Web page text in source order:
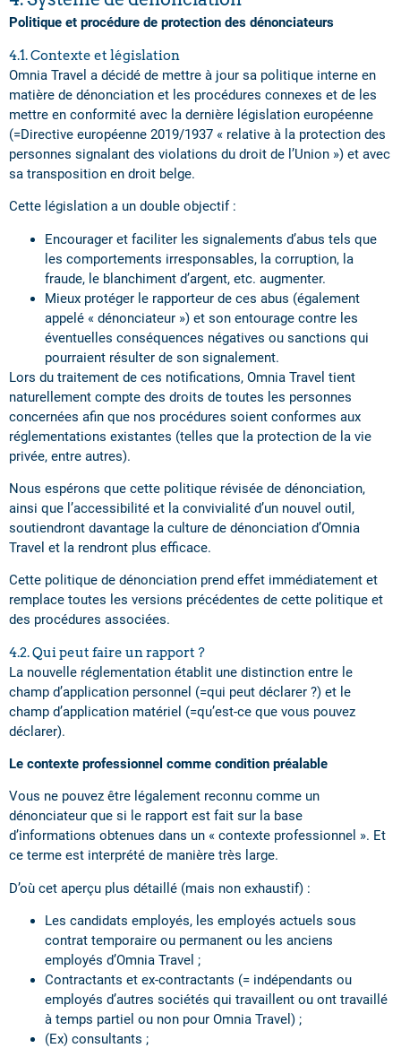
Politique et procédure de protection des dénonciateurs
4.1. Contexte et législation
Omnia Travel a décidé de mettre à jour sa politique interne en
matière de dénonciation et les procédures connexes et de les
mettre en conformité avec la dernière législation européenne
(=Directive européenne 2019/1937 « relative à la protection des
personnes signalant des violations du droit de l’Union ») et avec
sa transposition en droit belge.
Cette législation a un double objectif :
Encourager et faciliter les signalements d’abus tels que
les comportements irresponsables, la corruption, la
fraude, le blanchiment d’argent, etc. augmenter.
Mieux protéger le rapporteur de ces abus (également
appelé « dénonciateur ») et son entourage contre les
éventuelles conséquences négatives ou sanctions qui
pourraient résulter de son signalement.
Lors du traitement de ces notifications, Omnia Travel tient
naturellement compte des droits de toutes les personnes
concernées afin que nos procédures soient conformes aux
réglementations existantes (telles que la protection de la vie
privée, entre autres).
Nous espérons que cette politique révisée de dénonciation,
ainsi que l’accessibilité et la convivialité d’un nouvel outil,
soutiendront davantage la culture de dénonciation d’Omnia
Travel et la rendront plus efficace.
Cette politique de dénonciation prend effet immédiatement et
remplace toutes les versions précédentes de cette politique et
des procédures associées.
4.2. Qui peut faire un rapport ?
La nouvelle réglementation établit une distinction entre le
champ d’application personnel (=qui peut déclarer ?) et le
champ d’application matériel (=qu’est-ce que vous pouvez
déclarer).
Le contexte professionnel comme condition préalable
Vous ne pouvez être légalement reconnu comme un
dénonciateur que si le rapport est fait sur la base
d’informations obtenues dans un « contexte professionnel ». Et
ce terme est interprété de manière très large.
D’où cet aperçu plus détaillé (mais non exhaustif) :
Les candidats employés, les employés actuels sous
contrat temporaire ou permanent ou les anciens
employés d’Omnia Travel ;
Contractants et ex-contractants (= indépendants ou
employés d’autres sociétés qui travaillent ou ont travaillé
à temps partiel ou non pour Omnia Travel) ;
(Ex) consultants ;